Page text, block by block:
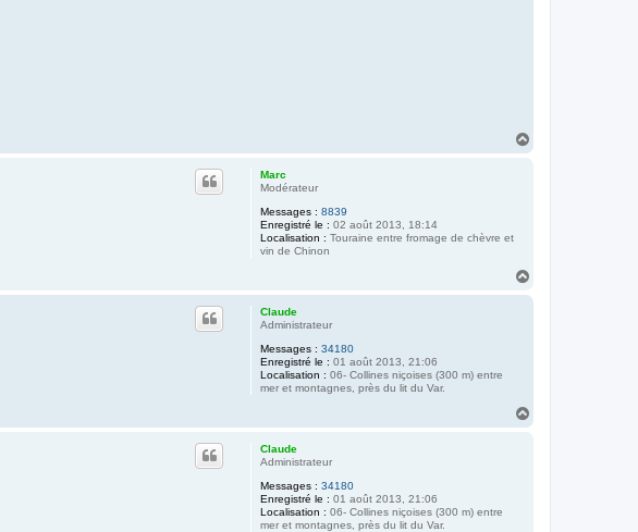
Marc
Modérateur
Messages : 8839
Enregistré le : 02 août 2013, 18:14
Localisation : Touraine entre fromage de chèvre et
vin de Chinon
Claude
Administrateur
Messages : 34180
Enregistré le : 01 août 2013, 21:06
Localisation : 06- Collines niçoises (300 m) entre
mer et montagnes, près du lit du Var.
Claude
Administrateur
Messages : 34180
Enregistré le : 01 août 2013, 21:06
Localisation : 06- Collines niçoises (300 m) entre
mer et montagnes, près du lit du Var.